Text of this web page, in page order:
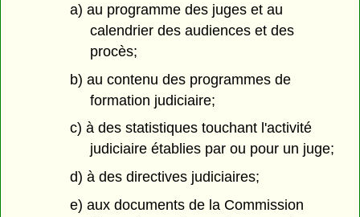
a) au programme des juges et au
calendrier des audiences et des
procès;
b) au contenu des programmes de
formation judiciaire;
c) à des statistiques touchant l'activité
judiciaire établies par ou pour un juge;
d) à des directives judiciaires;
e) aux documents de la Commission